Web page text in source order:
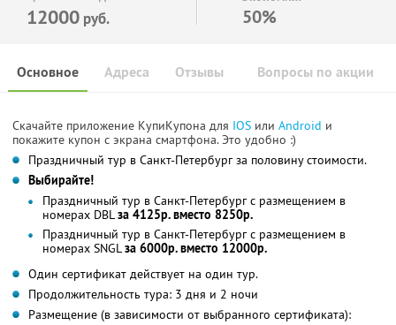
12000 руб. 50%
Основное Отзывы Вопросы по акции
Адреса
Скачайте приложение КупиКупона для IOS или Android и
покажите купон с экрана смартфона. Это удобно :)
Праздничный тур в Санкт-Петербург за половину стоимости.
Выбирайте!
Праздничный тур в Санкт-Петербург с размещением в
номерах DBLза 4125р. вместо 8250р.
Праздничный тур в Санкт-Петербург с размещением в
номерах SNGLза 6000р. вместо 12000р.
Один сертификат действует на один тур.
Продолжительность тура: 3 дня и 2 ночи
Размещение (в зависимости от выбранного сертификата):